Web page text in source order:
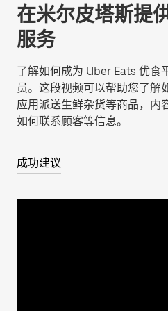
在米尔皮塔斯提
服务
了解如何成为 Uber Eats 优食
员。这段视频可以帮助您了解
应用派送生鲜杂货等商品，内
如何联系顾客等信息。
成功建议